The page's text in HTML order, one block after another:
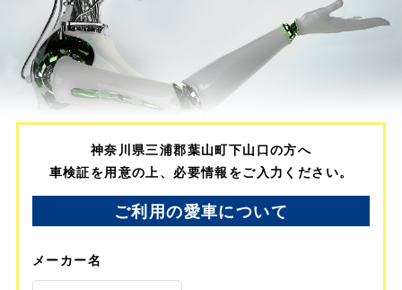
神奈川県三浦郡葉山町下山口の方へ
車検証を用意の上、必要情報をご入力ください。
ご利用の愛車について
メーカー名